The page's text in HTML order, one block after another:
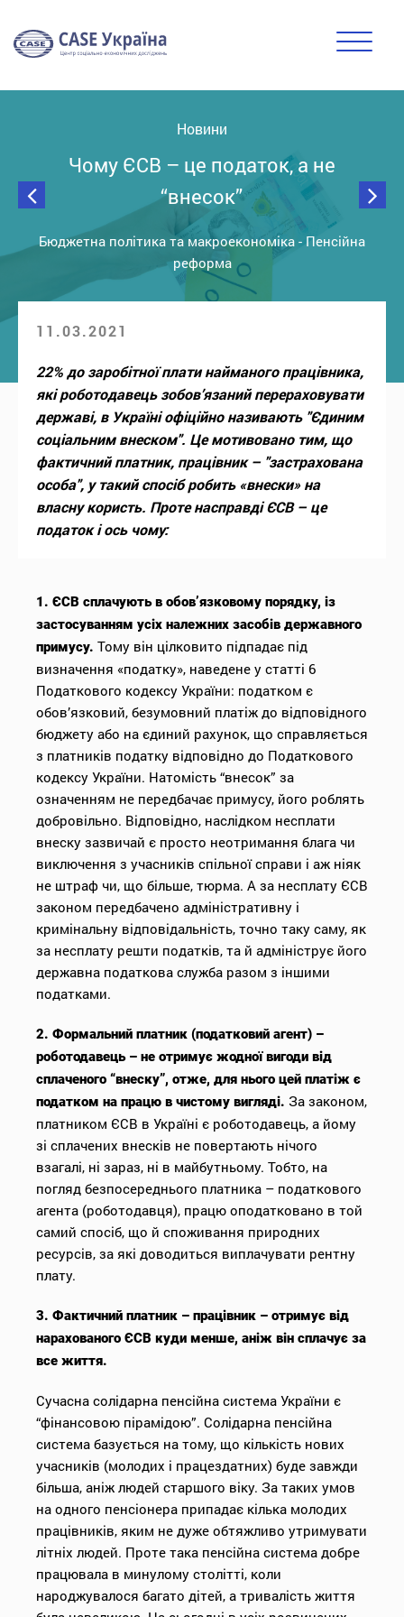
Новини
Чому ЄСВ – це податок, а не
“внесок”
Бюджетна політика та макроекономіка - Пенсійна
реформа
11.03.2021
22% до заробітної плати найманого працівника,
які роботодавець зобов’язаний перераховувати
державі, в Україні офіційно називають "Єдиним
соціальним внеском". Це мотивовано тим, що
фактичний платник, працівник – "застрахована
особа", у такий спосіб робить «внески» на
власну користь. Проте насправді ЄСВ – це
податок і ось чому:
1. ЄСВ сплачують в обов’язковому порядку, із
застосуванням усіх належних засобів державного
примусу. Тому він цілковито підпадає під
визначення «податку», наведене у статті 6
Податкового кодексу України: податком є
обов’язковий, безумовний платіж до відповідного
бюджету або на єдиний рахунок, що справляється
з платників податку відповідно до Податкового
кодексу України. Натомість “внесок” за
означенням не передбачає примусу, його роблять
добровільно. Відповідно, наслідком несплати
внеску зазвичай є просто неотримання блага чи
виключення з учасників спільної справи і аж ніяк
не штраф чи, що більше, тюрма. А за несплату ЄСВ
законом передбачено адміністративну і
кримінальну відповідальність, точно таку саму, як
за несплату решти податків, та й адмініструє його
державна податкова служба разом з іншими
податками.
2. Формальний платник (податковий агент) –
роботодавець – не отримує жодної вигоди від
сплаченого “внеску”, отже, для нього цей платіж є
податком на працю в чистому вигляді. За законом,
платником ЄСВ в Україні є роботодавець, а йому
зі сплачених внесків не повертають нічого
взагалі, ні зараз, ні в майбутньому. Тобто, на
погляд безпосереднього платника – податкового
агента (роботодавця), працю оподатковано в той
самий спосіб, що й споживання природних
ресурсів, за які доводиться виплачувати рентну
плату.
3. Фактичний платник – працівник – отримує від
нарахованого ЄСВ куди менше, аніж він сплачує за
все життя.
Сучасна солідарна пенсійна система України є
“фінансовою пірамідою”. Солідарна пенсійна
система базується на тому, що кількість нових
учасників (молодих і працездатних) буде завжди
більша, аніж людей старшого віку. За таких умов
на одного пенсіонера припадає кілька молодих
працівників, яким не дуже обтяжливо утримувати
літніх людей. Проте така пенсійна система добре
працювала в минулому столітті, коли
народжувалося багато дітей, а тривалість життя